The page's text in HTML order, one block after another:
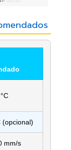
(opcional)
mm/s